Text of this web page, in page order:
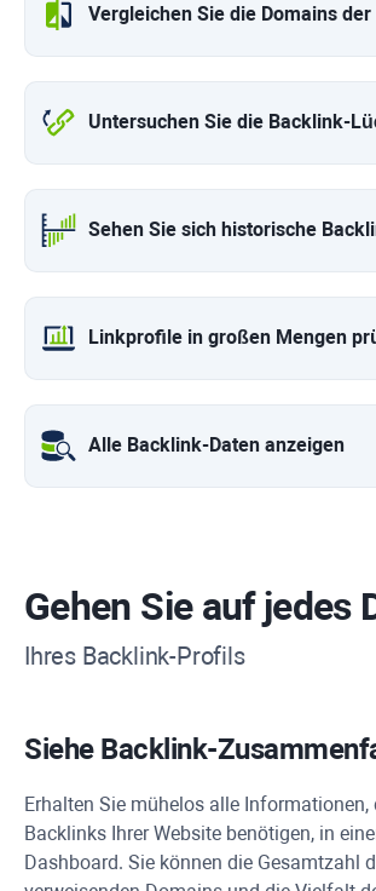
Vergleichen Sie die Domains
Untersuchen Sie die Backlink-
Sehen Sie sich historische
Linkprofile in großen Mengen
Alle Backlink-Daten anzeigen
Gehen Sie auf jedes
Ihres Backlink-Profils
Siehe Backlink-
Erhalten Sie mühelos alle Informationen,
Backlinks Ihrer Website benötigen, in
Dashboard. Sie können die Gesamtzahl